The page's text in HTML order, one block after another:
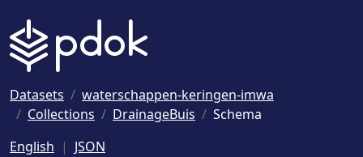
Datasets
waterschappen-keringen-imwa
Collections
DrainageBuis
Schema
English
JSON